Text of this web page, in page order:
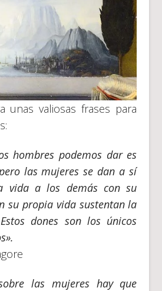
unas valiosas frases para
hombres podemos dar es
las mujeres se dan a sí
vida a los demás con su
su propia vida sustentan la
dones son los únicos
las mujeres hay que